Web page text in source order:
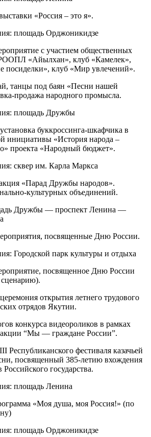
«Россия – это я».
площадь Орджоникидзе
с участием общественных
«Айылхан», клуб «Камелек»,
посиделки», клуб «Мир увлечений».
танцы под баян «Песни нашей
продажа народного промысла.
площадь Дружбы
буккроссинга-шкафчика в
инициативы «История народа –
проекта «Народный бюджет».
сквер им. Карла Маркса
«Парад Дружбы народов».
культурных объединений.
Дружбы — проспект Ленина —
посвященные Дню России.
Городской парк культуры и отдыха
посвященное Дню России
открытия летнего трудового
отрядов Якутии.
конкурса видеороликов в рамках
акции “Мы — граждане России”.
Республиканского фестиваля казачьей
посвященный 385-летию вхождения
государства.
площадь Ленина
«Моя душа, моя Россия!» (по
площадь Орджоникидзе